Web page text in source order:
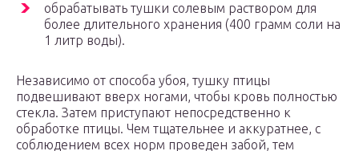
обрабатывать тушки солевым раствором для
более длительного хранения (400 грамм соли на
1 литр воды).
Независимо от способа убоя, тушку птицы
подвешивают вверх ногами, чтобы кровь полностью
стекла. Затем приступают непосредственно к
обработке птицы. Чем тщательнее и аккуратнее, с
соблюдением всех норм проведен забой, тем